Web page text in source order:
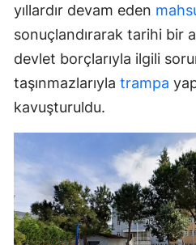
yıllardır devam eden
sonuçlandırarak tarihi bir
devlet borçlarıyla ilgili
taşınmazlarıyla trampa
kavuşturuldu.